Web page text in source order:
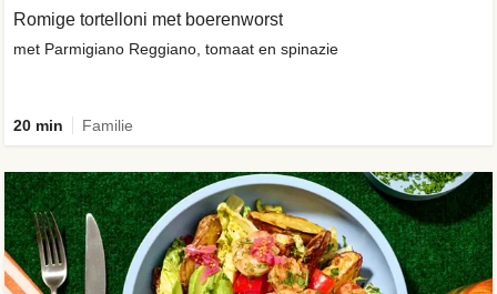
Romige tortelloni met boerenworst
met Parmigiano Reggiano, tomaat en spinazie
20 min Familie